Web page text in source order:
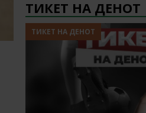
ТИКЕТ НА ДЕНОТ
ТИКЕТ НА ДЕНОТ